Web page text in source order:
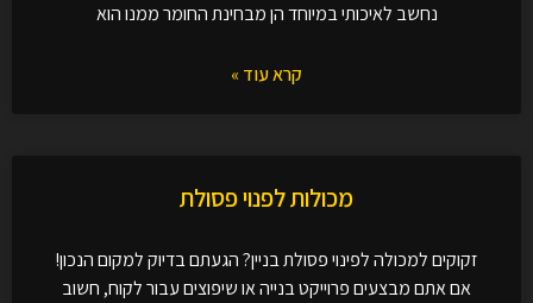
נחשב לאיכותי במיוחד הן מבחינת החומר ממנו הוא
קרא עוד »
מכולות לפנוי פסולת
זקוקים למכולה לפינוי פסולת בניין? הגעתם בדיוק למקום הנכון!
אם אתם מבצעים פרוייקט בנייה או שיפוצים עבור לקוח, חשוב